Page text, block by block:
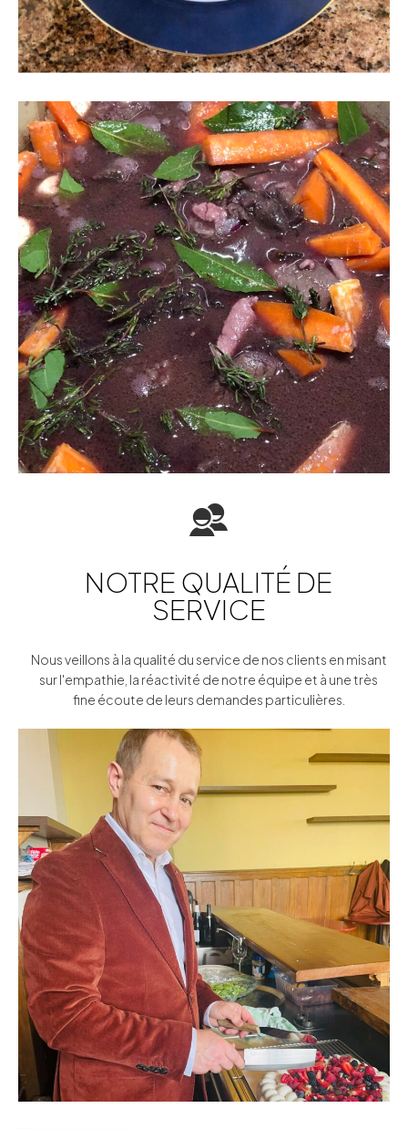
NOTRE QUALITÉ DE
SERVICE
Nous veillons à la qualité du service de nos clients en misant
sur l'empathie, la réactivité de notre équipe et à une très
fine écoute de leurs demandes particulières.